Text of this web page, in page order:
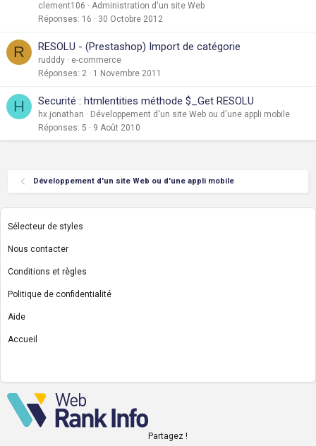
clement106
Administration d'un site Web
Réponses 16 30 Octobre 2012
R RESOLU - (Prestashop) Import de catégorie
rudddy
e-commerce
Réponses 2 1 Novembre 2011
H Securité : htmlentities méthode $_Get RESOLU
hx.jonathan
Développement d'un site Web ou d'une appli mobile
Réponses 5 9 Août 2010
Développement d'un site Web ou d'une appli mobile
Sélecteur de styles
Nous contacter
Conditions et règles
Politique de confidentialité
Aide
Accueil
Partagez !